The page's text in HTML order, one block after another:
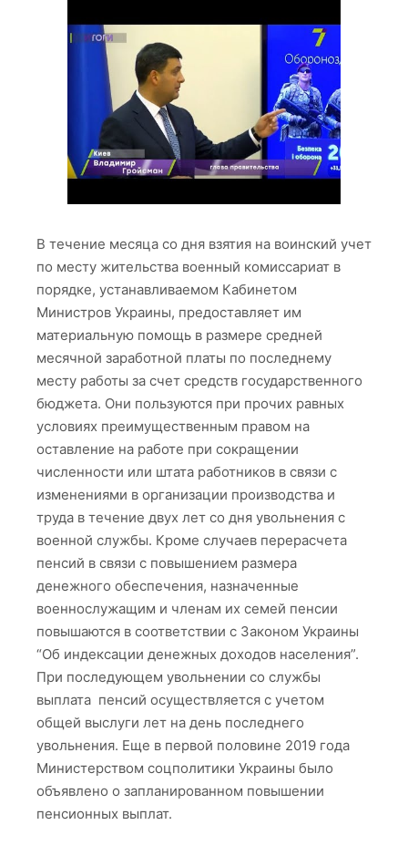
В течение месяца со дня взятия на воинский учет
по месту жительства военный комиссариат в
порядке, устанавливаемом Кабинетом
Министров Украины, предоставляет им
материальную помощь в размере средней
месячной заработной платы по последнему
месту работы за счет средств государственного
бюджета. Они пользуются при прочих равных
условиях преимущественным правом на
оставление на работе при сокращении
численности или штата работников в связи с
изменениями в организации производства и
труда в течение двух лет со дня увольнения с
военной службы. Кроме случаев перерасчета
пенсий в связи с повышением размера
денежного обеспечения, назначенные
военнослужащим и членам их семей пенсии
повышаются в соответствии с Законом Украины
“Об индексации денежных доходов населения”.
При последующем увольнении со службы
выплата пенсий осуществляется с учетом
общей выслуги лет на день последнего
увольнения. Еще в первой половине 2019 года
Министерством соцполитики Украины было
объявлено о запланированном повышении
пенсионных выплат.